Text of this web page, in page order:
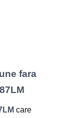
fara
care